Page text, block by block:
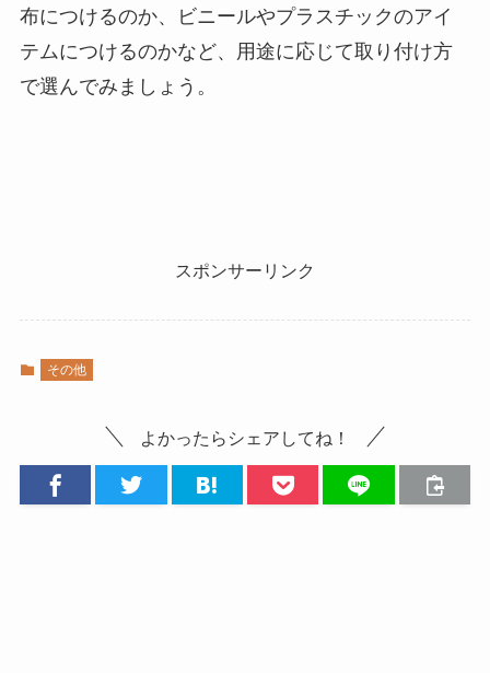
布につけるのか、ビニールやプラスチックのアイ
テムにつけるのかなど、用途に応じて取り付け方
で選んでみましょう。
スポンサーリンク
その他
よかったらシェアしてね！